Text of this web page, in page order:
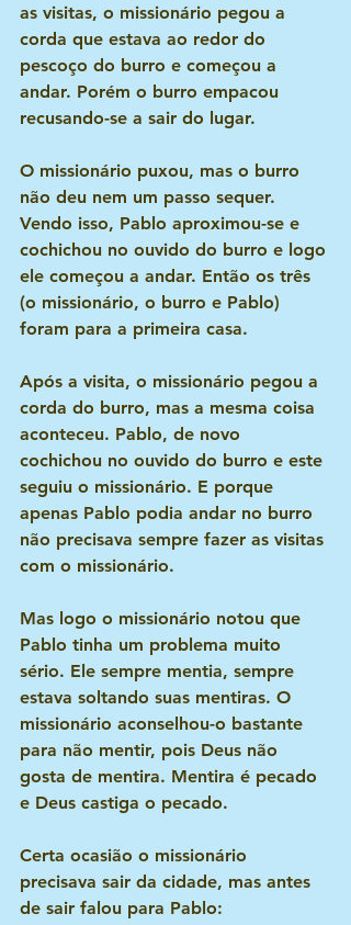
as visitas, o missionário pegou a
corda que estava ao redor do
pescoço do burro e começou a
andar. Porém o burro empacou
recusando-se a sair do lugar.
O missionário puxou, mas o burro
não deu nem um passo sequer.
Vendo isso, Pablo aproximou-se e
cochichou no ouvido do burro e logo
ele começou a andar. Então os três
(o missionário, o burro e Pablo)
foram para a primeira casa.
Após a visita, o missionário pegou a
corda do burro, mas a mesma coisa
aconteceu. Pablo, de novo
cochichou no ouvido do burro e este
seguiu o missionário. E porque
apenas Pablo podia andar no burro
não precisava sempre fazer as visitas
com o missionário.
Mas logo o missionário notou que
Pablo tinha um problema muito
sério. Ele sempre mentia, sempre
estava soltando suas mentiras. O
missionário aconselhou-o bastante
para não mentir, pois Deus não
gosta de mentira. Mentira é pecado
e Deus castiga o pecado.
Certa ocasião o missionário
precisava sair da cidade, mas antes
de sair falou para Pablo: